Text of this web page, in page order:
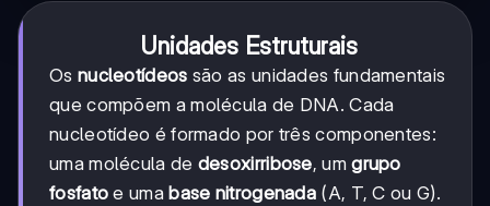
Unidades Estruturais
Os nucleotídeos são as unidades fundamentais
que compõem a molécula de DNA. Cada
nucleotídeo é formado por três componentes:
uma molécula de desoxirribose, umgrupo
fosfato e uma base nitrogenada (A, T, C ou G).